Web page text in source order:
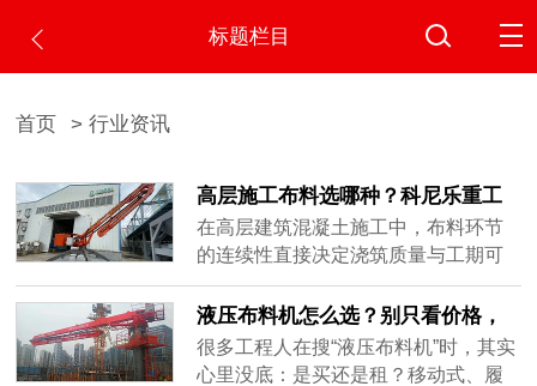
标题栏目
首页 > 行业资讯
高层施工布料选哪种？科尼乐重工
液压布料机值得选用
在高层建筑混凝土施工中，布料环节
的连续性直接决定浇筑质量与工期可
控性。频繁拆装设备、人工拖管或依
赖塔吊转场，不仅效率低下，还易引
发冷缝、堵管甚至安全事故。面对这
一行业痛点，科尼乐重工液压布料机
液压布料机怎么选？别只看价格，
这几点才关键
很多工程人在搜“液压布料机”时，其实
心里没底：是买还是租？移动式、履